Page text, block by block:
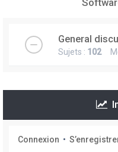
General
Sujets : 102
Connexion •